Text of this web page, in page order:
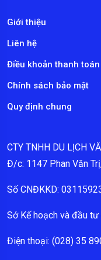
Giới thiệu
Liên hệ
Điều khoản thanh toán
Chính sách bảo mật
Quy định chung
CTY TNHH DU LỊCH
Đ/c: 1147 Phan Văn
Số CNĐKKD:
Sở Kế hoạch và đầu
Điện thoại: (028) 35